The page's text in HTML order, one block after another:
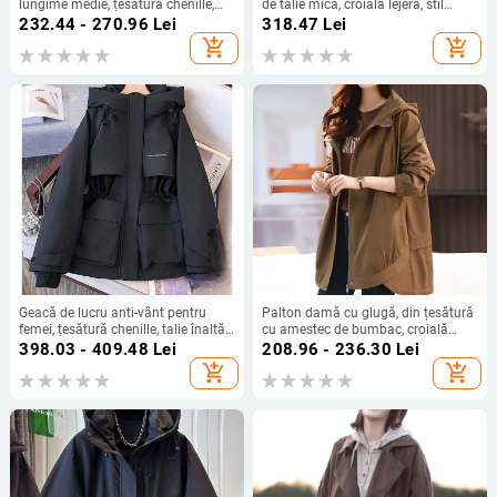
lungime medie, țesătură chenille,
guler tip sacou, fără mâneci, șireturi
232.44 - 270.96 Lei
add_shopping_cart
de talie mică, croială lejeră, stil
britanic, guler polo, mâneci prințese,
318.47 Lei
add_shopping_cart
Geacă de lucru anti-vânt pentru
femei, țesătură chenille, talie înaltă,
glugă, fermoar, primăvara 2025.
398.03 - 409.48 Lei
add_shopping_cart
Palton damă cu glugă, din țesătură
cu amestec de bumbac, croială
lejeră, lungime standard, fără
208.96 - 236.30 Lei
add_shopping_cart